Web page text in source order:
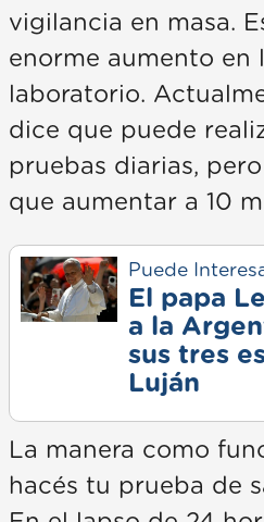
vigilancia en masa.
enorme aumento en
laboratorio.
dice que puede
pruebas diarias,
que aumentar a 10
Puede
El papa
a la
sus tres
Luján
La manera como
hacés tu prueba de